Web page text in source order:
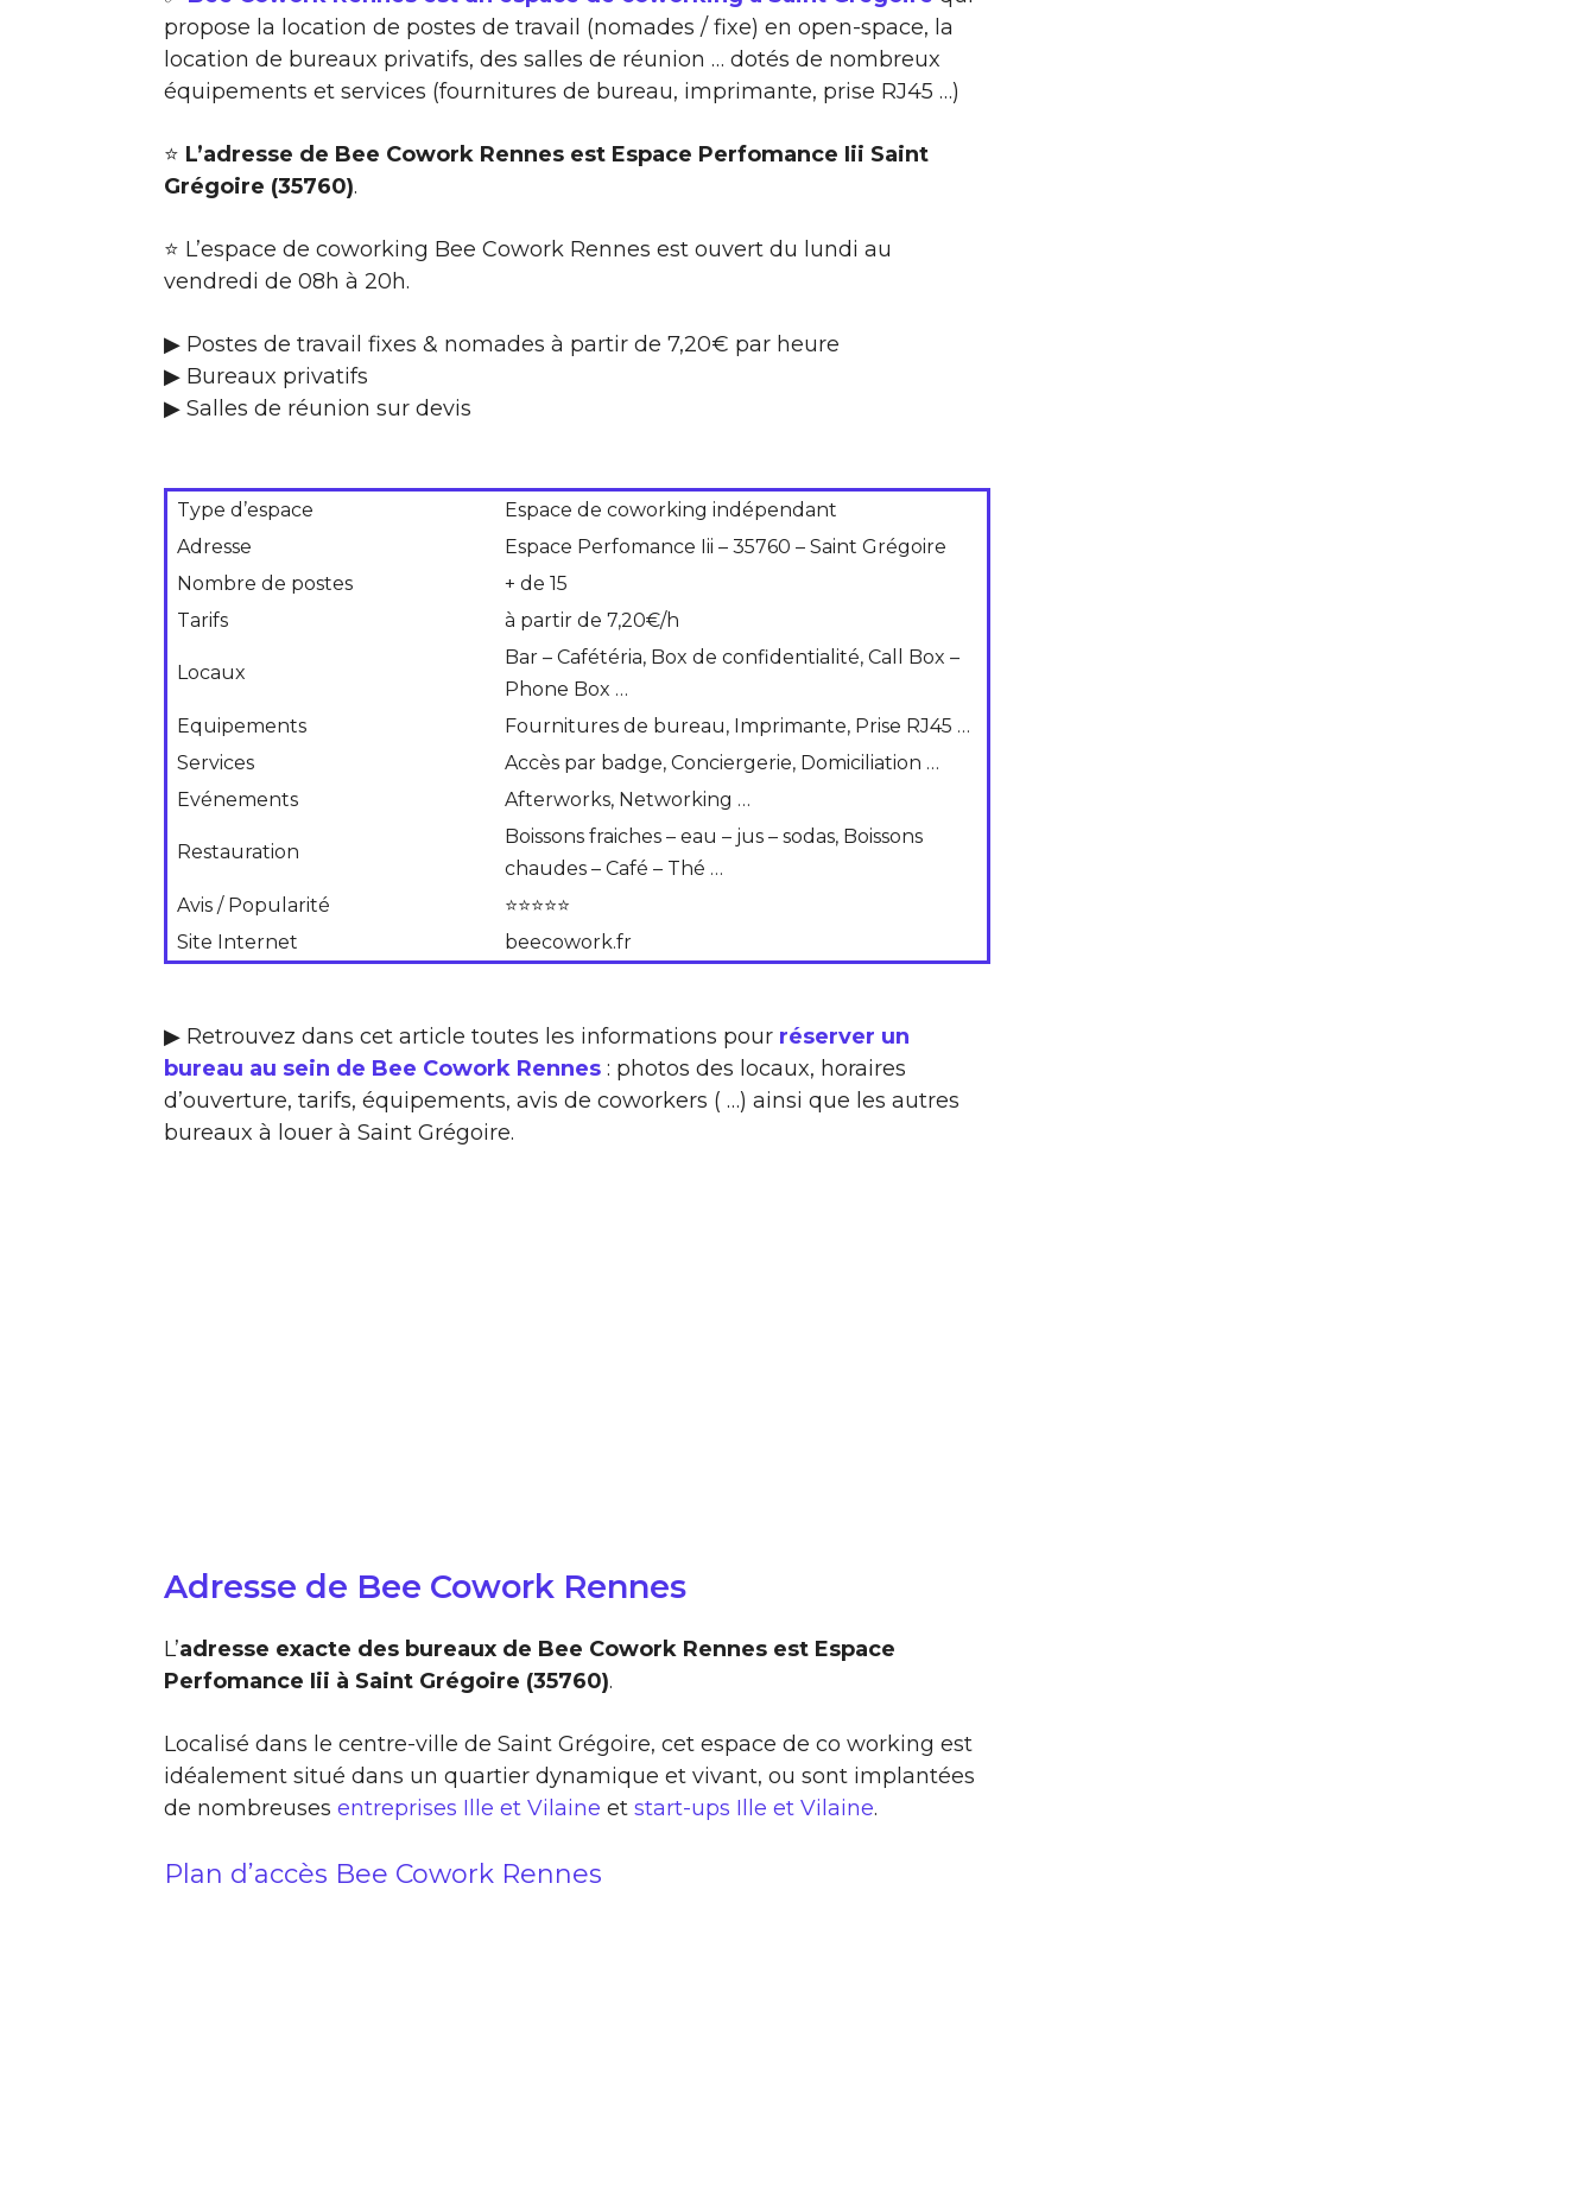
propose la location de postes de travail (nomades / fixe) en open-space, la
location de bureaux privatifs, des salles de réunion … dotés de nombreux
équipements et services (fournitures de bureau, imprimante, prise RJ45 …)
⭐ L’adresse de Bee Cowork Rennes est Espace Perfomance Iii Saint
Grégoire (35760).
⭐ L’espace de coworking Bee Cowork Rennes est ouvert du lundi au
vendredi de 08h à 20h.
▶ Postes de travail fixes & nomades à partir de 7,20€ par heure
▶ Bureaux privatifs
▶ Salles de réunion sur devis
Type d’espace
Espace de coworking indépendant
Adresse
Espace Perfomance Iii – 35760 – Saint Grégoire
Nombre de postes
+ de 15
Tarifs
à partir de 7,20€/h
Locaux
Bar – Cafétéria, Box de confidentialité, Call Box –
Phone Box …
Equipements
Fournitures de bureau, Imprimante, Prise RJ45 …
Services
Accès par badge, Conciergerie, Domiciliation …
Evénements
Afterworks, Networking …
Restauration
Boissons fraiches – eau – jus – sodas, Boissons
chaudes – Café – Thé …
Avis / Popularité
⭐⭐⭐⭐⭐
Site Internet
beecowork.fr
▶ Retrouvez dans cet article toutes les informations pour réserver un
bureau au sein de Bee Cowork Rennes : photos des locaux, horaires
d’ouverture, tarifs, équipements, avis de coworkers ( …) ainsi que les autres
bureaux à louer à Saint Grégoire.
Adresse de Bee Cowork Rennes
L’adresse exacte des bureaux de Bee Cowork Rennes est Espace
Perfomance Iii à Saint Grégoire (35760).
Localisé dans le centre-ville de Saint Grégoire, cet espace de co working est
idéalement situé dans un quartier dynamique et vivant, ou sont implantées
de nombreuses entreprises Ille et Vilaine et start-ups Ille et Vilaine.
Plan d’accès Bee Cowork Rennes